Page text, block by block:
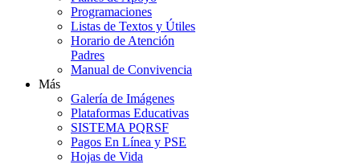
Programaciones
Listas de Textos y Útiles
Horario de Atención
Padres
Manual de Convivencia
Más
Galería de Imágenes
Plataformas Educativas
SISTEMA PQRSF
Pagos En Línea y PSE
Hojas de Vida